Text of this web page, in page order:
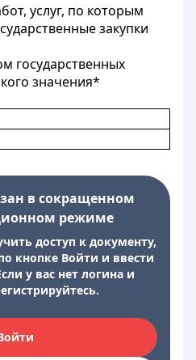
услуг, по которым
закупки
государственных
значения*
в сокращенном
режиме
доступ к документу,
кнопке Войти и ввести
у вас нет логина и